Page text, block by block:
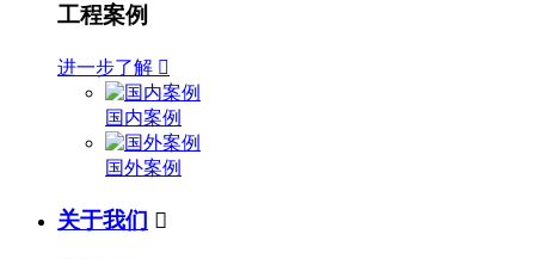
工程案例
进一步了解 
国内案例
国外案例
关于我们 